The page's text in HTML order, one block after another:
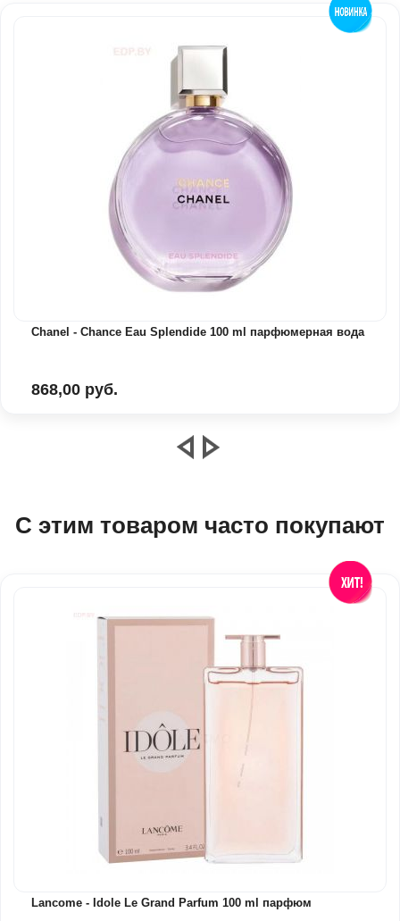
Chanel - Chance Eau Splendide 100 ml парфюмерная вода
868,00 руб.
С этим товаром часто покупают
Lancome - Idole Le Grand Parfum 100 ml парфюм